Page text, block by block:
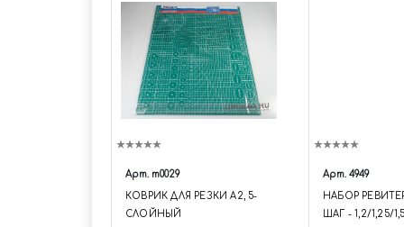
Арт. m0029
КОВРИК ДЛЯ РЕЗКИ А2, 5-
СЛОЙНЫЙ
Арт. 4949
НАБОР
ШАГ - 1,2/1,25/